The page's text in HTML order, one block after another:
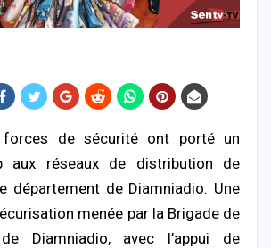
forces de sécurité ont porté un
aux réseaux de distribution de
département de Diamniadio. Une
menée par la Brigade de
Diamniadio, avec l’appui de